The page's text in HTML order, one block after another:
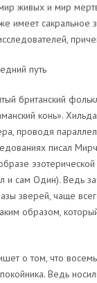
живых и мир
имеет сакральное
путь
британский
конь».
проводя
писал
и сам Один). Ведь
зверей, чаще
образом,
о том, что
Ведь